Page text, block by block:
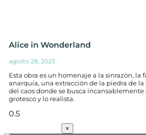
Alice in Wonderland
agosto 28, 2023
Esta obra es un homenaje a la sinrazón, la
anarquía, una extracción de la piedra de
del caos donde se busca
grotesco y lo realista.
×